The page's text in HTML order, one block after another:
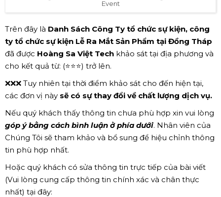
Event
Trên đây là Danh Sách Công Ty tổ chức sự kiện, công
ty tổ chức sự kiện Lễ Ra Mắt Sản Phẩm tại Đồng Tháp
đã được Hoàng Sa Việt Tech khảo sát tại địa phương và
cho kết quả từ: (⭐⭐⭐) trở lên.
❌❌❌ Tuy nhiên tại thời điểm khảo sát cho đến hiện tại,
các đơn vị này sẽ có sự thay đổi về chất lượng dịch vụ.
Nếu quý khách thấy thông tin chưa phù hợp xin vui lòng
góp ý bằng cách bình luận ở phía dưới. Nhân viên của
Chúng Tôi sẽ tham khảo và bổ sung để hiệu chỉnh thông
tin phù hợp nhất.
Hoặc quý khách có sửa thông tin trực tiếp của bài viết
(Vui lòng cung cấp thông tin chính xác và chân thực
nhất) tại đây: